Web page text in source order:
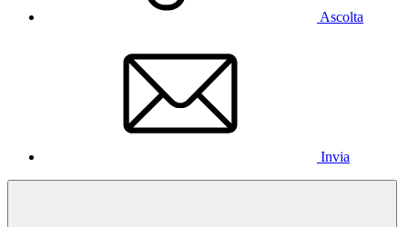
Ascolta
Invia